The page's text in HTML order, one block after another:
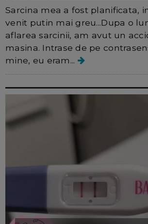
Sarcina mea a fost planificata,
venit putin mai greu...Dupa o
aflarea sarcinii, am avut un
masina. Intrase de pe
mine, eu eram...